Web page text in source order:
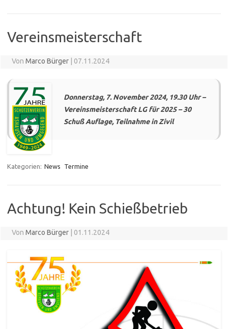
Vereinsmeisterschaft
Von Marco Bürger 07.11.2024
Donnerstag, 7. November 2024, 19.30 Uhr –
Vereinsmeisterschaft LG für 2025 – 30
Schuß Auflage, Teilnahme in Zivil
Kategorien: News Termine
Achtung! Kein Schießbetrieb
Von Marco Bürger 01.11.2024